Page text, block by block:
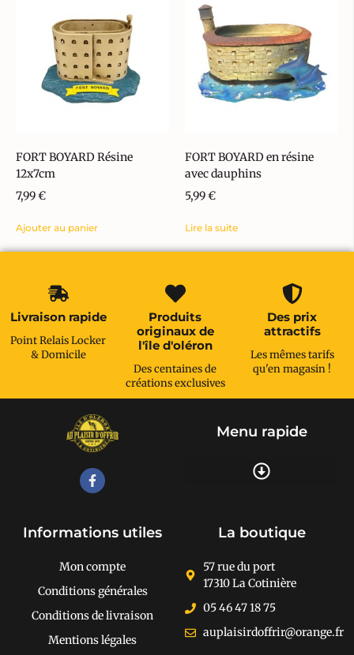
FORT BOYARD Résine
12x7cm
7,99€
Ajouter au panier
FORT BOYARD en résine
avec dauphins
5,99€
Lire la suite
Livraison rapide
Point Relais Locker
& Domicile
Produits
originaux de
l'île d'oléron
Des centaines de
créations exclusives
Des prix
attractifs
Les mêmes tarifs
qu'en magasin !
Menu rapide
Informations utiles
Mon compte
Conditions générales
Conditions de livraison
Mentions légales
La boutique
57 rue du port
17310 La Cotinière
05 46 47 18 75
auplaisirdoffrir@orange.fr